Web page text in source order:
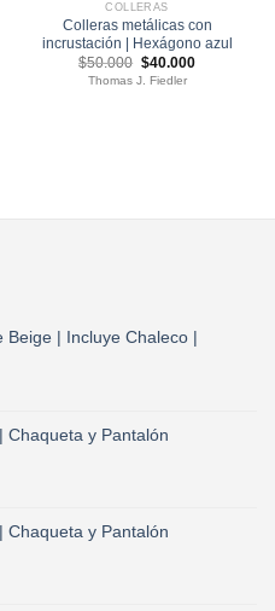
COLLERAS
Colleras metálicas con
incrustación | Hexágono azul
$50.000 El
precio
original
$40.000El
Thomas J. Fiedler
Beige | Incluye Chaleco |
actual
es:
Chaqueta y Pantalón
es:Chaqueta y Pantalón